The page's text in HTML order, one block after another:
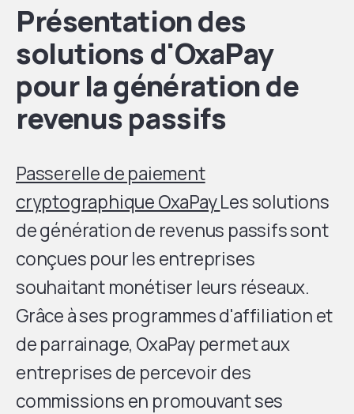
Présentation des
solutions d'OxaPay
pour la génération de
revenus passifs
Passerelle de paiement
cryptographique OxaPayLes solutions
de génération de revenus passifs sont
conçues pour les entreprises
souhaitant monétiser leurs réseaux.
Grâce à ses programmes d'affiliation et
de parrainage, OxaPay permet aux
entreprises de percevoir des
commissions en promouvant ses